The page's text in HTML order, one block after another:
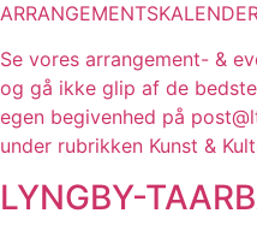
Se vores arrangement- &
og gå ikke glip af de
egen begivenhed på
under rubrikken Kunst &
LYNGBY-